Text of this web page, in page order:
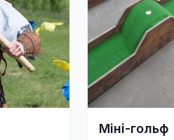
Міні-гольф